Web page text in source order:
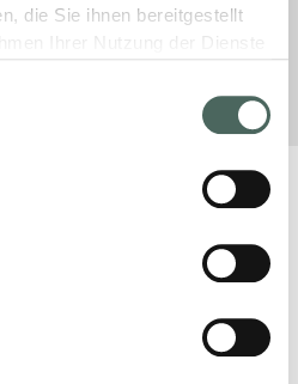
die Sie ihnen bereitgestellt
Ihrer Nutzung der Dienste